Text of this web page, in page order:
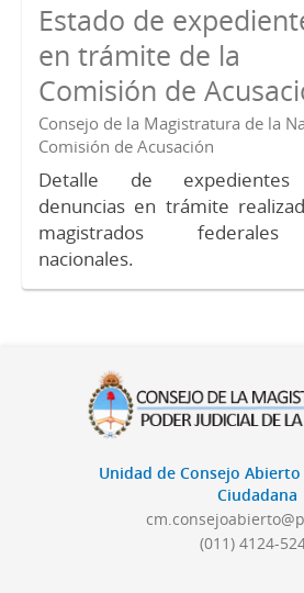
Estado de
en trámite de la
Comisión de
Consejo de la Magistratura de la
Comisión de Acusación
Detalle de
denuncias en trámite
magistrados
nacionales.
Unidad de Consejo
Ciudadana
(011) 4124-